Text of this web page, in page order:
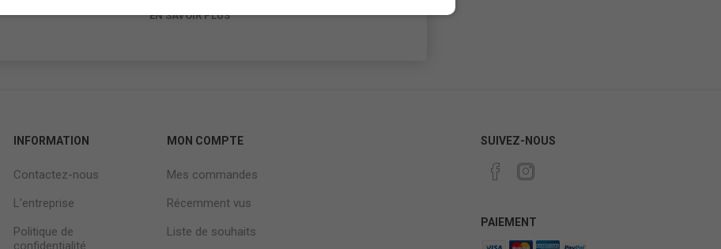
INFORMATION
Contactez-nous
L'entreprise
Politique de
confidentialité
MON COMPTE
Mes commandes
Récemment vus
Liste de souhaits
SUIVEZ-NOUS
PAIEMENT
EN SAVOIR PLUS